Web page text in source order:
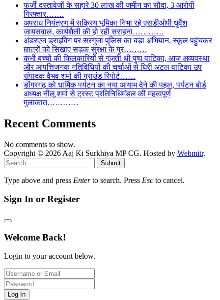
फर्जी दस्तावेजों के सहारे 30 लाख की जमीन का सौदा, 3 आरोपी
गिरफ्तार…….
अपराध नियंत्रण में सक्रिय भूमिका निभा रहे एसडीओपी धुर्वेश
जायसवाल, कार्यशैली की हो रही सराहना…………
अंडरएज ड्राइविंग पर सरगुजा पुलिस का बड़ा अभियान, स्कूल पहुंचकर
छात्रों को सिखाए सड़क सुरक्षा के गुर………
कभी बच्चों की किलकारियों से गूंजती थी पुष्प वाटिका, आज अव्यवस्था
और आपत्तिजनक गतिविधियों की चर्चाओं से घिरी अटल वाटिका उप
संपादक वैभव शर्मा की ग्राउंड रिपोर्ट……
डोंगरगढ़ को धार्मिक पर्यटन का नया आयाम देने की पहल, पर्यटन बोर्ड
अध्यक्ष नीलू शर्मा से ट्रस्ट प्रतिनिधिमंडल की महत्वपूर्ण
मुलाकात…………
Recent Comments
No comments to show.
Copyright © 2026 Aaj Ki Surkhiya MP CG. Hosted by Webmitr.
Submit
Type above and press Enterto search. Press Esc to cancel.
Sign In or Register
Welcome Back!
Login to your account below.
Log In